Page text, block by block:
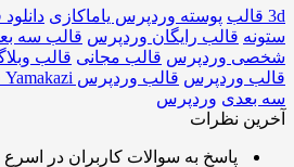
پوسته وردپرس یاماکازی دانلود قالب
رایگان وردپرس قالب سه بعدی
قالب مجانی قالب وبلاگی
قالب وردپرس Yamakazi فارسی
وردپرس
به سوالات کاربران در اسرع وقت